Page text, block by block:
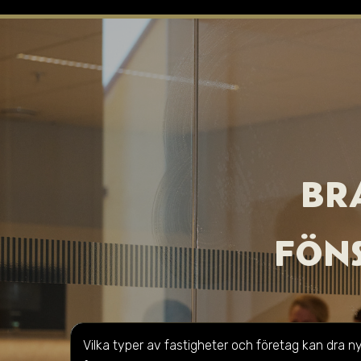
Vilka typer av fastigheter och företag kan dra